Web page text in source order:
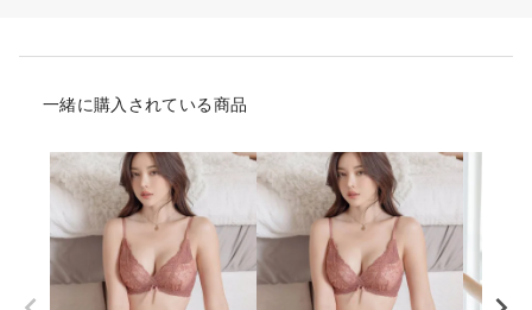
一緒に購入されている商品